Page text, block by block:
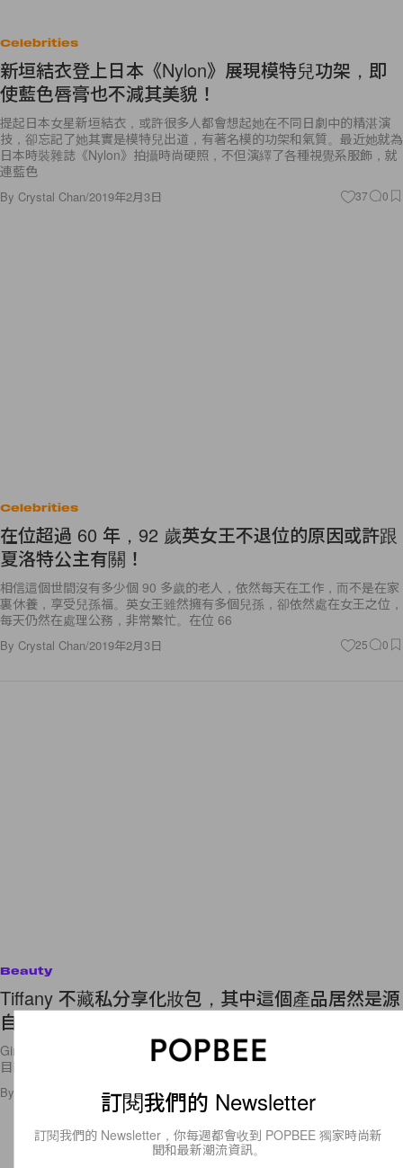
Celebrities
新垣結衣登上日本《Nylon》展現模特兒功架，即
使藍色唇膏也不減其美貌！
提起日本女星新垣結衣，或許很多人都會想起她在不同日劇中的精湛演
技，卻忘記了她其實是模特兒出道，有著名模的功架和氣質。最近她就為
日本時裝雜誌《Nylon》拍攝時尚硬照，不但演繹了各種視覺系服飾，就
連藍色
By Crystal Chan/2019年2月3日 37 0
Celebrities
在位超過 60 年，92 歲英女王不退位的原因或許跟
夏洛特公主有關！
相信這個世間沒有多少個 90 多歲的老人，依然每天在工作，而不是在家
裏休養，享受兒孫福。英女王雖然擁有多個兒孫，卻依然處在女王之位，
每天仍然在處理公務，非常繁忙。在位 66
By Crystal Chan/2019年2月3日 25 0
Beauty
Tiffany 不藏私分享化妝包，其中這個產品居然是源
自經典名牌手袋設計？
Girls’ Generation 成員 Tiffany Young 在結束了和 SM 娛樂的合約之後，
目前暫別韓國，回到故鄉洛杉磯發展，這次藉由 Dior
By 2019年2月3日
訂閱我們的 Newsletter
訂閱我們的 Newsletter，你每週都會收到 POPBEE 獨家時尚新
聞和最新潮流資訊。